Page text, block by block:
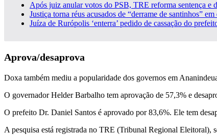
Após juiz anular votos do PSB, TRE reforma sentença e
Justiça torna réus acusados de “derrame de santinhos”
Juíza de Rurópolis ‘enterra’ pedido de cassação do
Aprova/desaprova
Doxa também mediu a popularidade dos governos em
O governador Helder Barbalho tem aprovação de 57,3% e
O prefeito Dr. Daniel Santos é aprovado por 83,6%. Ele tem
A pesquisa está registrada no TRE (Tribunal Regional Eleitoral),